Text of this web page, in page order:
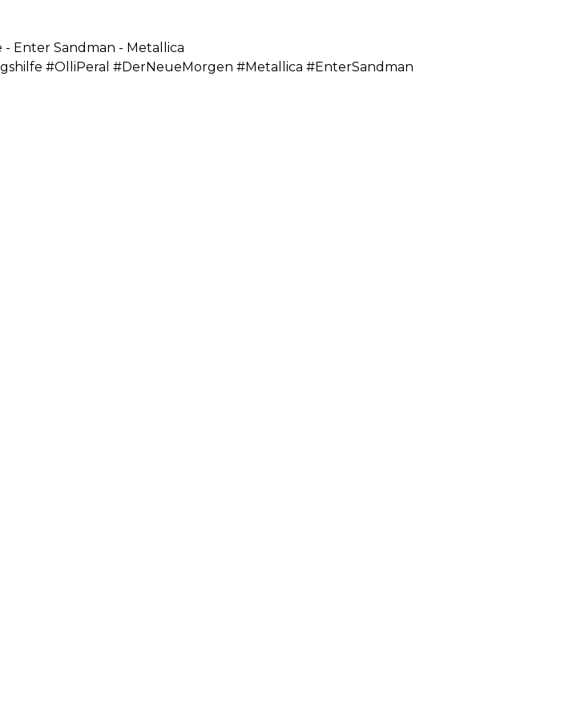
Enter Sandman - Metallica
#OlliPeral #DerNeueMorgen #Metallica #EnterSandman